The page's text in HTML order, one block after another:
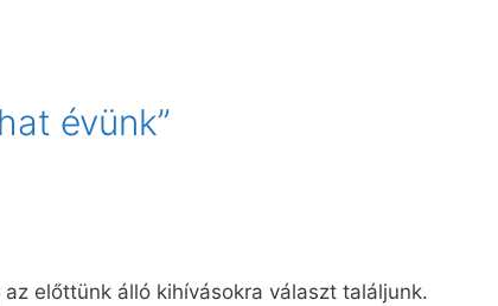
évünk”
előttünk álló kihívásokra választ találjunk.